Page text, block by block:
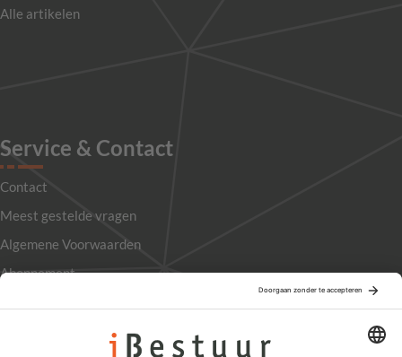
Alle artikelen
Service & Contact
Contact
Meest gestelde vragen
Algemene Voorwaarden
Abonnement